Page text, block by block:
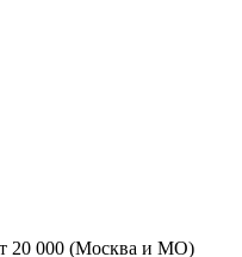
20 000 (Москва и МО)